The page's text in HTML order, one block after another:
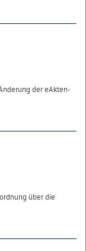
der eAkten-
über die